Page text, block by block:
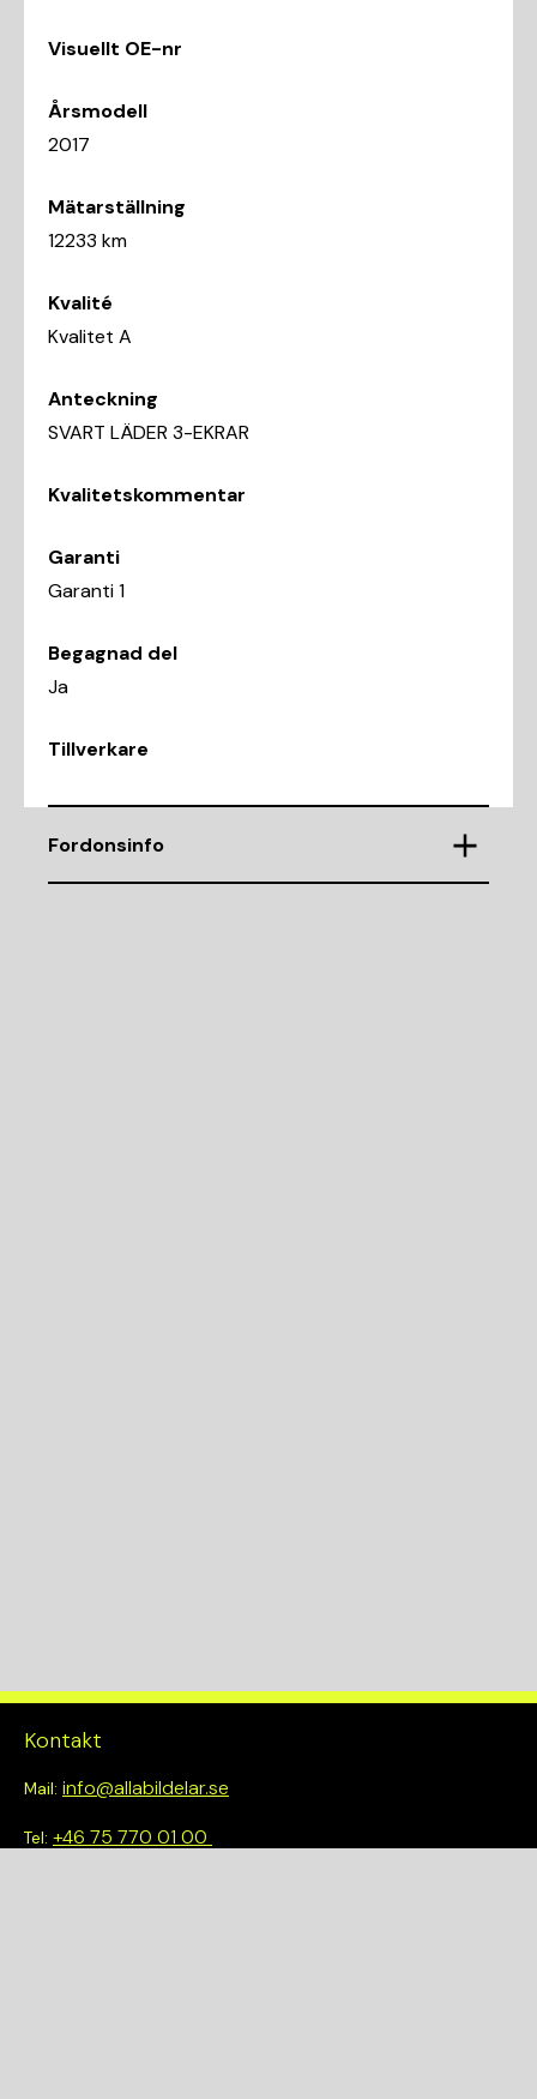
Visuellt OE-nr
Årsmodell
2017
Mätarställning
12233 km
Kvalité
Kvalitet A
Anteckning
SVART LÄDER 3-EKRAR
Kvalitetskommentar
Garanti
Garanti 1
Begagnad del
Ja
Tillverkare
Fordonsinfo
Kontakt
Mail: info@allabildelar.se
Tel: +46 75 770 01 00